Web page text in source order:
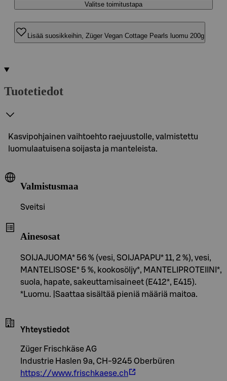
Valitse toimitustapa
Lisää suosikkeihin, Züger Vegan Cottage Pearls luomu 200g
Tuotetiedot
Kasvipohjainen vaihtoehto raejuustolle, valmistettu
luomulaatuisena soijasta ja manteleista.
Valmistusmaa
Sveitsi
Ainesosat
SOIJAJUOMA* 56 % (vesi, SOIJAPAPU* 11, 2 %), vesi,
MANTELISOSE* 5 %, kookosöljy*, MANTELIPROTEIINI*,
suola, hapate, sakeuttamisaineet (E412*, E415).
*Luomu. |Saattaa sisältää pieniä määriä maitoa.
Yhteystiedot
Züger Frischkäse AG
Industrie Haslen 9a, CH-9245 Oberbüren
https://www.frischkaese.ch